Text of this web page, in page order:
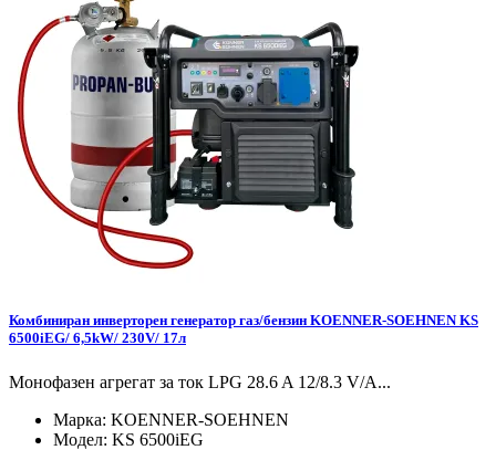
Комбиниран инверторен генератор газ/бензин KOENNER-SOEHNEN KS
6500iEG/ 6,5kW/ 230V/ 17л
Монофазен агрегат за ток LPG 28.6 A 12/8.3 V/А...
Марка: KOENNER-SOEHNEN
Модел: KS 6500iEG